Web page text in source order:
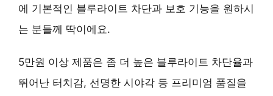
에 기본적인 블루라이트 차단과 보호 기능을 원하시
는 분들께 딱이에요.
5만원 이상 제품은 좀 더 높은 블루라이트 차단율과
뛰어난 터치감, 선명한 시야각 등 프리미엄 품질을